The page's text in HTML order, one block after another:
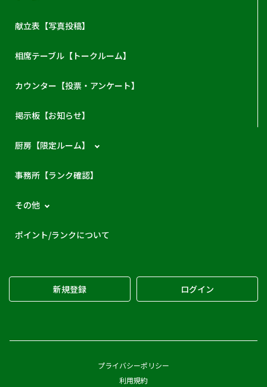
献立表【写真投稿】
相席テーブル【トークルーム】
カウンター【投票・アンケート】
掲示板【お知らせ】
厨房【限定ルーム】
事務所【ランク確認】
その他
ポイント/ランクについて
新規登録 ログイン
プライバシーポリシー
利用規約